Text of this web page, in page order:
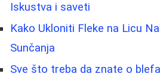
Iskustva i saveti
Kako Ukloniti Fleke na Licu
Sunčanja
Sve što treba da znate o